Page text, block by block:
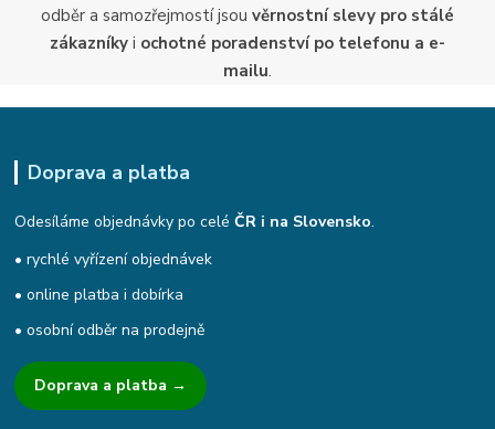
odběr a samozřejmostí jsou věrnostní slevy pro stálé
zákazníky i ochotné poradenství po telefonu a e-
mailu.
Doprava a platba
Odesíláme objednávky po celéČR i na Slovensko.
• rychlé vyřízení objednávek
• online platba i dobírka
• osobní odběr na prodejně
Doprava a platba →